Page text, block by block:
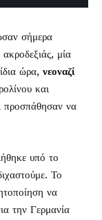
σήμερα
μία
ώρα, νεοναζί
και
προσπάθησαν να
υπό το
Το
να
την Γερμανία